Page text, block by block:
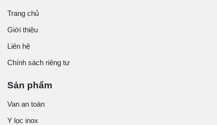
Trang chủ
Giới thiệu
Liên hệ
Chính sách riêng tư
Sản phẩm
Van an toàn
Y lọc inox